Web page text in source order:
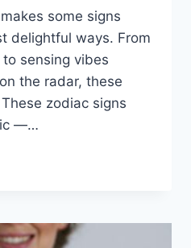
some signs
delightful ways. From
to sensing vibes
the radar, these
zodiac signs
—…